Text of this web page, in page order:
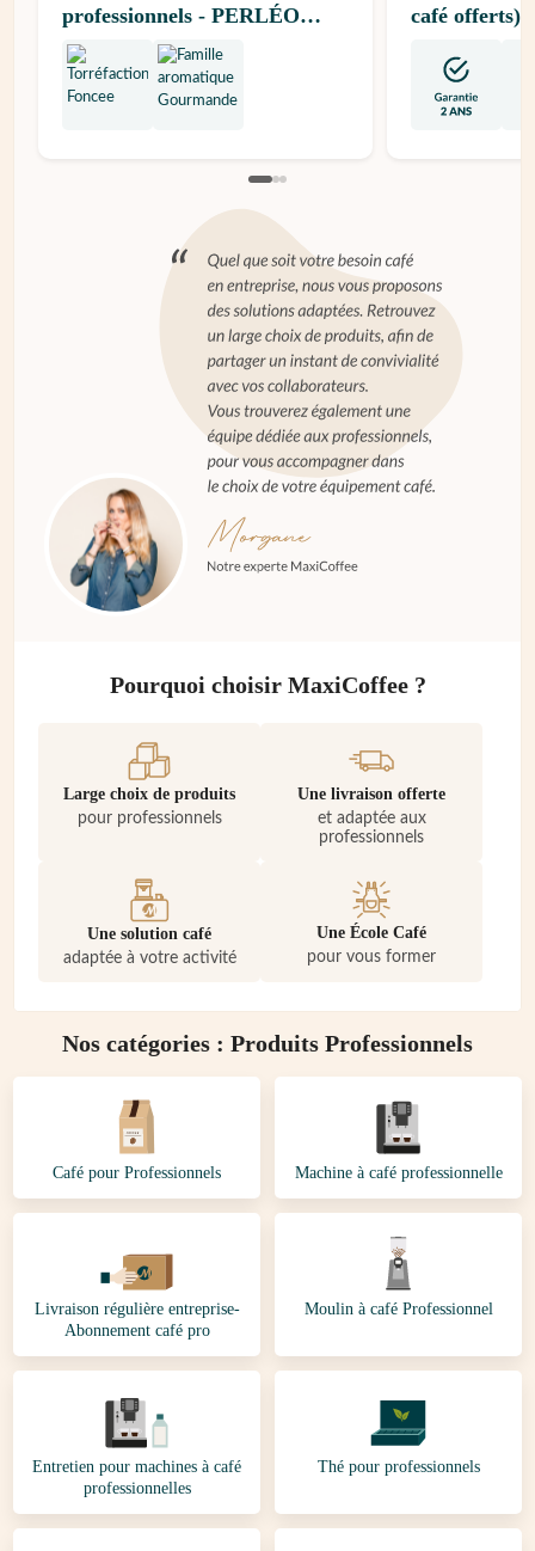
professionnels - PERLÉO
ESPRESSO
café offerts)
Pourquoi choisir MaxiCoffee ?
Large choix de produits
pour professionnels
Une livraison offerte
et adaptée aux
professionnels
Une solution café
adaptée à votre activité
Une École Café
pour vous former
Nos catégories : Produits Professionnels
Café pour Professionnels Machine à café professionnelle
Livraison régulière entreprise-
Abonnement café pro
Moulin à café Professionnel
Entretien pour machines à café
professionnelles
Thé pour professionnels